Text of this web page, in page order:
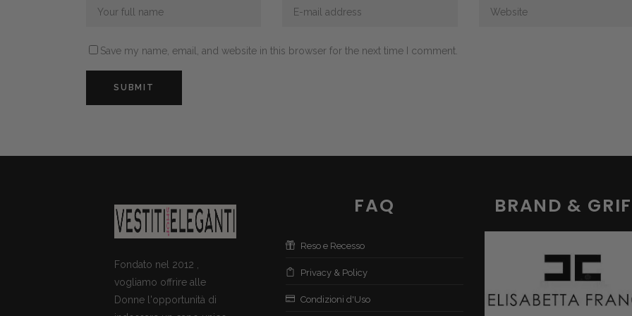
Save my name, email, and website in this browser for the next time I comment.
Fondato nel 2012 ,
vogliamo offrire alle
Donne l'opportunità di
FAQ
Reso e Recesso
Privacy & Policy
Condizioni d'Uso
BRAND &